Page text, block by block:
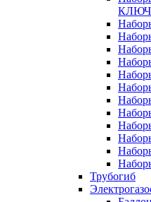
КЛЮЧ
Трубогиб